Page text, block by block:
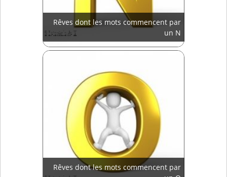
Rêves dont les mots commencent par
un N
Rêves dont les mots commencent par